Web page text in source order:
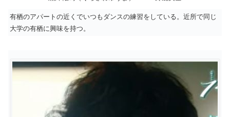
有栖のアパートの近くでいつもダンスの練習をしている。近所で同じ
大学の有栖に興味を持つ。